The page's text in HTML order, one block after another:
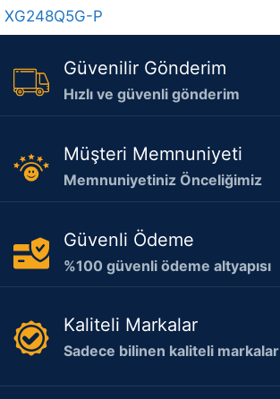
XG248Q5G-P
Güvenilir Gönderim
Hızlı ve güvenli gönderim
Müşteri Memnuniyeti
Memnuniyetiniz Önceliğimiz
Güvenli Ödeme
%100 güvenli ödeme altyapısı
Kaliteli Markalar
Sadece bilinen kaliteli markalar